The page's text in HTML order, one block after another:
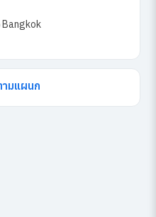
Bangkok
ามแผนก